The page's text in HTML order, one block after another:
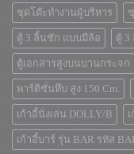
ชุดโต๊ะทำงานผู้บริหาร
ตู้ 3 ลิ้นชัก แบบมีล้อ ตู้ 3
ตู้เอกสารสูงบนบานกระจก
พาร์ติชั่นทึบ สูง 150 Cm.
เก้าอี้นั่งเล่น DOLLY/B
เก้าอี้บาร์ รุ่น BAR รหัส